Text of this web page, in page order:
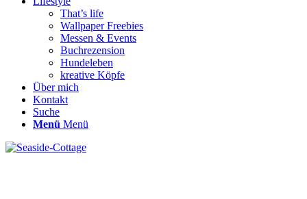
That’s life
Wallpaper Freebies
Messen & Events
Buchrezension
Hundeleben
kreative Köpfe
Über mich
Kontakt
Suche
Menü Menü